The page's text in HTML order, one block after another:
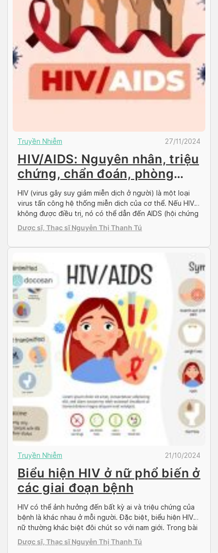
Truyền Nhiễm 27/11/2024
HIV/AIDS: Nguyên nhân, triệu
chứng, chẩn đoán, phòng
ngừa
HIV (virus gây suy giảm miễn dịch ở người) là một loại
virus tấn công hệ thống miễn dịch của cơ thể. Nếu HIV
không được điều trị, nó có thể dẫn đến AIDS (hội chứng
suy giảm miễn dịch mắc phải). Cùng Docosan tìm hiểu
những kiến ​​thức cơ bản về HIV có thể […]
Dược sĩ, Thạc sĩ Nguyễn Thị Thanh Tú
Truyền Nhiễm 21/10/2024
Biểu hiện HIV ở nữ phổ biến ở
các giai đoạn bệnh
HIV có thể ảnh hưởng đến bất kỳ ai và triệu chứng của
bệnh là khác nhau ở mỗi người. Đặc biệt, biểu hiện HIV ở
nữ thường khác biệt đôi chút so với nam giới. Trong bài
viết dưới đây của Doctor có sẵn, chúng tôi mô tả các
triệu chứng HIV ở phụ […]
Dược sĩ, Thạc sĩ Nguyễn Thị Thanh Tú